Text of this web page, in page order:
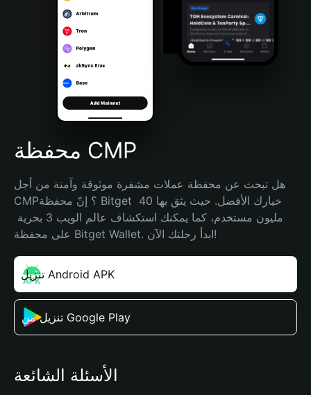
Bahasa Indonesia
Português (Brasil)
Español (Argentina)
محفظة CMP
هل تبحث عن محفظة عملات مشفرة موثوقة وآمنة من أجل
CMP؟ إنّ محفظة Bitget خيارك الأفضل. حيث يثق بها 40
على محفظة Bitget Wallet. ابدأ رحلتك الآن!
تنزيل Android APK
تنزيل من Google Play
الأسئلة الشائعة